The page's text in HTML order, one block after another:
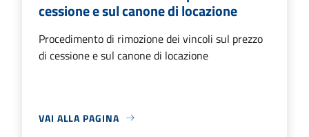
cessione e sul canone di locazione
Procedimento di rimozione dei vincoli sul prezzo
di cessione e sul canone di locazione
VAI ALLA PAGINA